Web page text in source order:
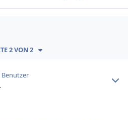
2 VON 2
Benutzer